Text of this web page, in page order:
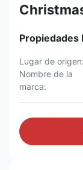
Propiedades
Lugar de origen:
Nombre de la
marca: